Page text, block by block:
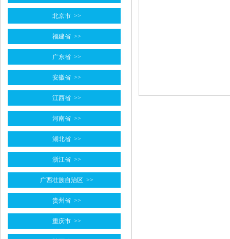
北京市 >>
福建省 >>
广东省 >>
安徽省 >>
江西省 >>
河南省 >>
湖北省 >>
浙江省 >>
广西壮族自治区 >>
贵州省 >>
重庆市 >>